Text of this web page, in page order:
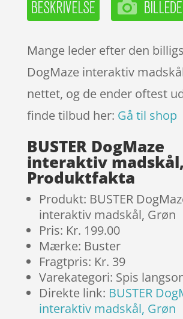
Mange leder efter den
DogMaze interaktiv
nettet, og de ender oftest
finde tilbud her: Gå til shop
BUSTER DogMaze
interaktiv
Produktfakta
Produkt: BUSTER
interaktiv madskål, Grøn
Pris: Kr. 199.00
Mærke: Buster
Fragtpris: Kr. 39
Varekategori: Spis
Direkte link: BUSTER
interaktiv madskål, Grøn